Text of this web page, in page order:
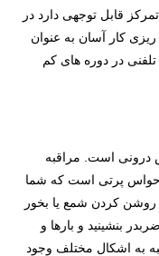
قابل توجهی دارد در
ریزی کار آسان به عنوان
در دوره های کم
درونی است. مراقبه
حواس پرتی است که شما
روشن کردن شمع یا بخور
بنشینید و بارها و
به اشکال مختلف وجود